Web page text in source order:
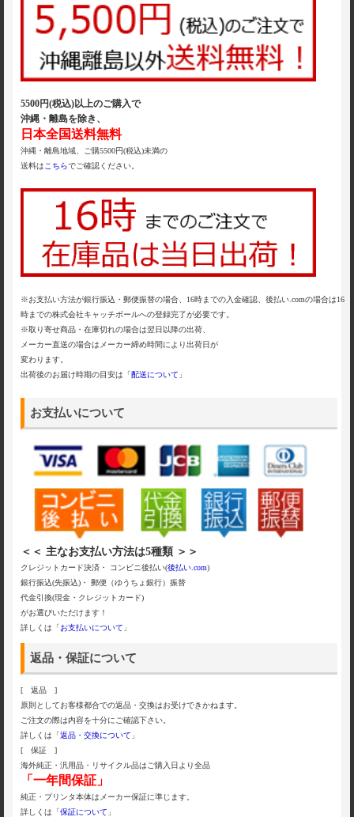
5500円(税込)以上のご購入で
沖縄・離島を除き、
日本全国送料無料
沖縄・離島地域、ご購5500円(税込)未満の
送料は こちらでご確認ください。
※お支払い方法が銀行振込・郵便振替の場合、16時までの入金確認、後払い.comの場合は16
時までの株式会社キャッチボールへの登録完了が必要です。
※取り寄せ商品・在庫切れの場合は翌日以降の出荷、
メーカー直送の場合はメーカー締め時間により出荷日が
変わります。
出荷後のお届け時期の目安は「配送について 」
お支払いについて
＜＜ 主なお支払い方法は5種類 ＞＞
クレジットカード決済・ コンビニ後払い(後払い.com)
銀行振込(先振込)・ 郵便（ゆうちょ銀行）振替
代金引換(現金・クレジットカード)
がお選びいただけます！
詳しくは「お支払いについて 」
返品・保証について
[ 返品 ]
原則としてお客様都合での返品・交換はお受けできかねます。
ご注文の際は内容を十分にご確認下さい。
詳しくは「返品・交換について 」
[ 保証 ]
海外純正・汎用品・リサイクル品はご購入日より全品
「一年間保証」
純正・プリンタ本体はメーカー保証に準じます。
詳しくは「保証について 」